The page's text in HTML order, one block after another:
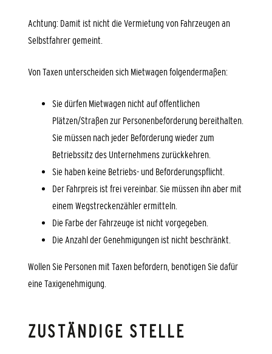
Achtung: Damit ist nicht die Vermietung von Fahrzeugen an
Selbstfahrer gemeint.
Von Taxen unterscheiden sich Mietwagen folgendermaßen:
Sie dürfen Mietwagen nicht auf öffentlichen
Plätzen/Straßen zur Personenbeförderung bereithalten.
Sie müssen nach jeder Beförderung wieder zum
Betriebssitz des Unternehmens zurückkehren.
Sie haben keine Betriebs- und Beförderungspflicht.
Der Fahrpreis ist frei vereinbar. Sie müssen ihn aber mit
einem Wegstreckenzähler ermitteln.
Die Farbe der Fahrzeuge ist nicht vorgegeben.
Die Anzahl der Genehmigungen ist nicht beschränkt.
Wollen Sie Personen mit Taxen befördern, benötigen Sie dafür
eine Taxigenehmigung.
ZUSTÄNDIGE STELLE